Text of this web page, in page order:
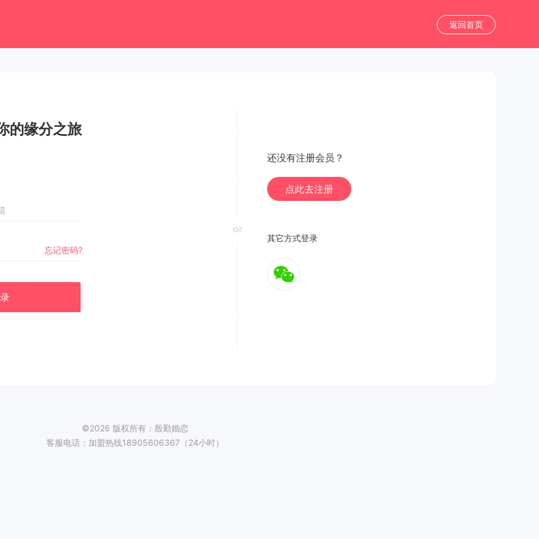
返回首页
的缘分之旅
忘记密码?
or
还没有注册会员？
点此去注册
其它方式登录
©2026 版权所有：殷勤婚恋
客服电话：加盟热线18905606367（24小时）